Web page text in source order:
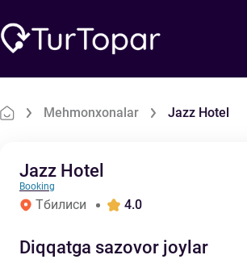
Mehmonxonalar Jazz Hotel
Jazz Hotel
Booking
Тбилиси 4.0
Diqqatga sazovor joylar